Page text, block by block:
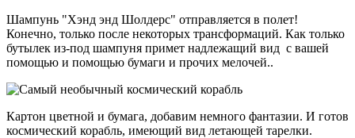
Шампунь "Хэнд энд Шолдерс" отправляется в полет!
Конечно, только после некоторых трансформаций. Как только
бутылек из-под шампуня примет надлежащий вид с вашей
помощью и помощью бумаги и прочих мелочей..
Картон цветной и бумага, добавим немного фантазии. И готов
космический корабль, имеющий вид летающей тарелки.